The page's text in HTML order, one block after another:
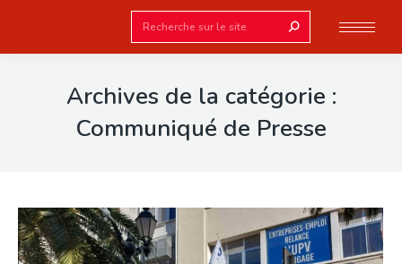
Search:
Archives de la catégorie :
Communiqué de Presse